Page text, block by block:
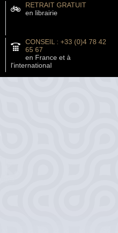
RETRAIT GRATUIT
en librairie
CONSEIL : +33 (0)4 78 42
65 67
en France et à
l'international